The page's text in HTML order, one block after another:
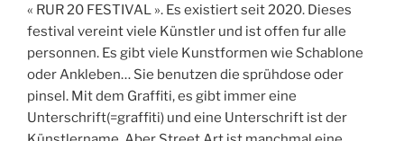
« RUR 20 FESTIVAL ». Es existiert seit 2020. Dieses
festival vereint viele Künstler und ist offen fur alle
personnen. Es gibt viele Kunstformen wie Schablone
oder Ankleben… Sie benutzen die sprühdose oder
pinsel. Mit dem Graffiti, es gibt immer eine
Unterschrift(=graffiti) und eine Unterschrift ist der